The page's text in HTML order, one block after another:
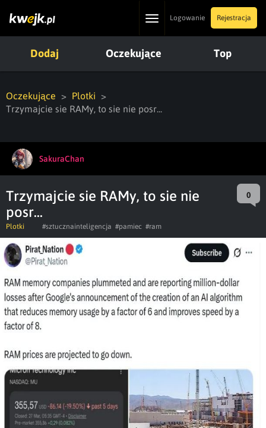
ToggleLogowanie Rejestracja
Dodaj Oczekujące Top
Oczekujące
Plotki
Trzymajcie sie RAMy, to sie nie posr...
SakuraChan
Trzymajcie sie RAMy, to sie nie
posr...
0
Plotki #sztucznainteligencja #pamiec #ram